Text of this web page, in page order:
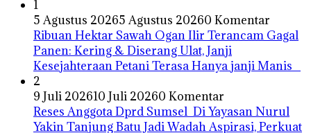
1
5 Agustus 20265 Agustus 20260 Komentar
Ribuan Hektar Sawah Ogan Ilir Terancam Gagal
Panen: Kering & Diserang Ulat, Janji
Kesejahteraan Petani Terasa Hanya janji Manis
2
9 Juli 202610 Juli 20260 Komentar
Reses Anggota Dprd Sumsel Di Yayasan Nurul
Yakin Tanjung Batu Jadi Wadah Aspirasi, Perkuat